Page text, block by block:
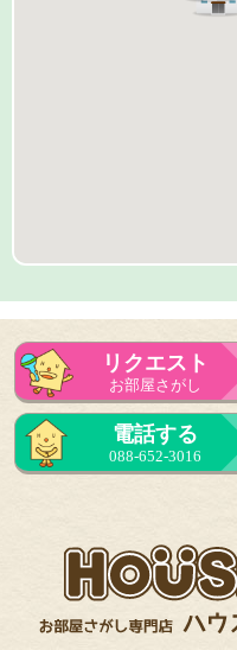
リクエスト
お部屋さがし
電話する
088-652-3016